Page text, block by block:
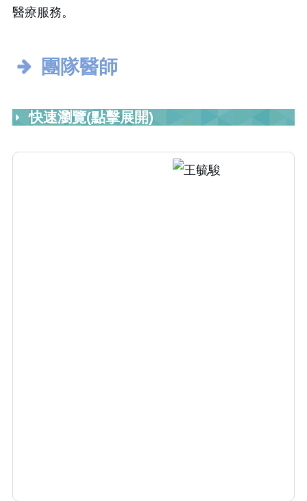
醫療服務。
團隊醫師
快速瀏覽(點擊展開)